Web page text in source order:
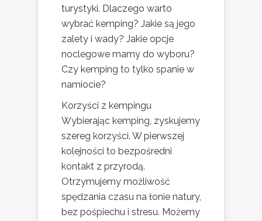
turystyki. Dlaczego warto
wybrać kemping? Jakie są jego
zalety i wady? Jakie opcje
noclegowe mamy do wyboru?
Czy kemping to tylko spanie w
namiocie?
Korzyści z kempingu
Wybierając kemping, zyskujemy
szereg korzyści. W pierwszej
kolejności to bezpośredni
kontakt z przyrodą.
Otrzymujemy możliwość
spędzania czasu na łonie natury,
bez pośpiechu i stresu. Możemy